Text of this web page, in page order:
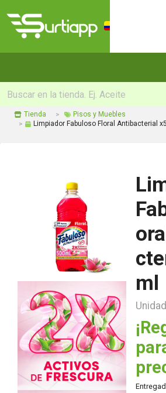
Tienda
Pisos y Muebles
Limpiador Fabuloso Floral Antibacterial
ml
Unidad